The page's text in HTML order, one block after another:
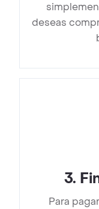
deseas
3.
Para